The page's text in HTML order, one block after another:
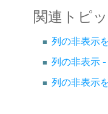
関連トピ
列の非表示
列の非表示
列の非表示